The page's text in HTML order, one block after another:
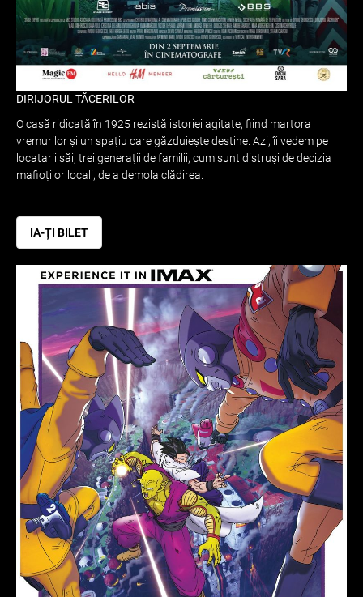
DIRIJORUL TĂCERILOR
O casă ridicată în 1925 rezistă istoriei agitate, fiind martora
vremurilor și un spațiu care găzduiește destine. Azi, îi vedem pe
locatarii săi, trei generații de familii, cum sunt distruși de decizia
mafioților locali, de a demola clădirea.
IA-ȚI BILET